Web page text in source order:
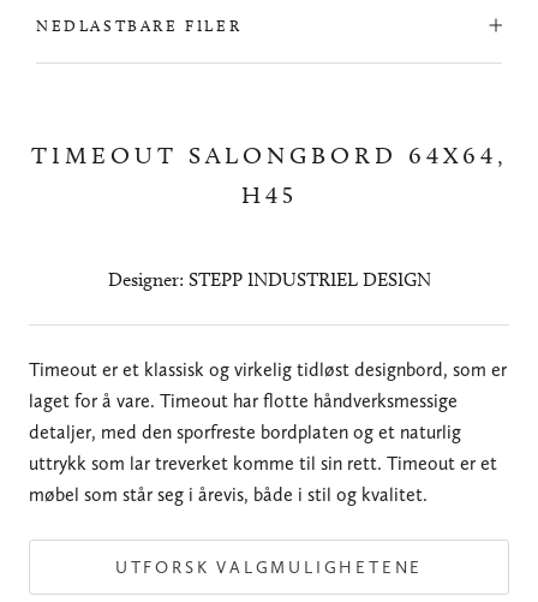
NEDLASTBARE FILER
TIMEOUT SALONGBORD 64X64,
H45
Designer: STEPP INDUSTRIEL DESIGN
Timeout er et klassisk og virkelig tidløst designbord, som er
laget for å vare. Timeout har flotte håndverksmessige
detaljer, med den sporfreste bordplaten og et naturlig
uttrykk som lar treverket komme til sin rett. Timeout er et
møbel som står seg i årevis, både i stil og kvalitet.
UTFORSK VALGMULIGHETENE